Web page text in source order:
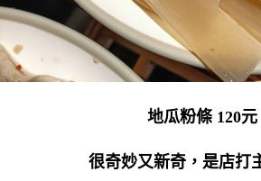
地瓜粉條 120元
很奇妙又新奇，是店打